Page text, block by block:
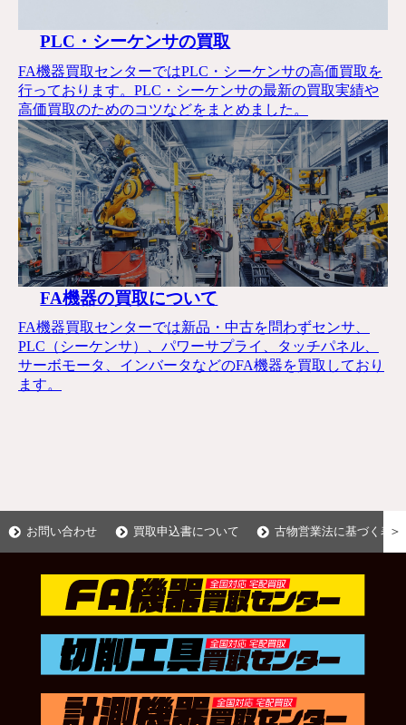
PLC・シーケンサの買取
FA機器買取センターではPLC・シーケンサの高価買取を
行っております。PLC・シーケンサの最新の買取実績や
高価買取のためのコツなどをまとめました。
FA機器の買取について
FA機器買取センターでは新品・中古を問わずセンサ、
PLC（シーケンサ）、パワーサプライ、タッチパネル、
サーボモータ、インバータなどのFA機器を買取しており
ます。
お問い合わせ 買取申込書について 古物営業法に基づく表示
＞